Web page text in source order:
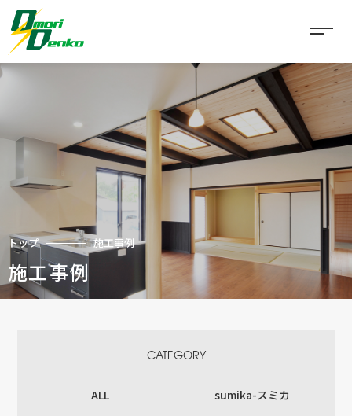
太陽光発電
建築・リフォーム
公共工事
空調工事
トップ 施工事例
施工事例
CATEGORY
ALL
sumika-スミカ